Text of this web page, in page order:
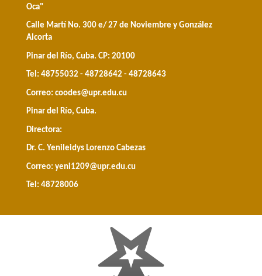
Oca"
Calle Martí No. 300 e/ 27 de Noviembre y González
Alcorta
Pinar del Río, Cuba. CP: 20100
Tel: 48755032 - 48728642 - 48728643
Correo: coodes@upr.edu.cu
Pinar del Río, Cuba.
Directora:
Dr. C. Yenileidys Lorenzo Cabezas
Correo: yeni1209@upr.edu.cu
Tel: 48728006